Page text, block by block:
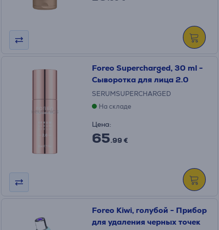
Foreo Supercharged, 30 ml -
Сыворотка для лица 2.0
SERUMSUPERCHARGED
На складе
Цена:
65.99 €
Foreo Kiwi, голубой - Прибор
для удаления черных точек